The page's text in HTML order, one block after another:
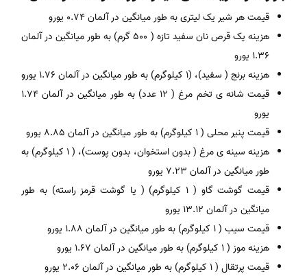
قیمت هر شیر یک لیتری به طور میانگین در آلمان 0.74 یورو
هزینه یک قرص نان سفید تازه ( 500 گرم) به طور میانگین در آلمان
1.36 یورو
هزینه برنج ( سفید)، (1 کیلوگرم) به طور میانگین در آلمان 1.76 یورو
قیمت شانه ی تخم مرغ ( 12 عدد) به طور میانگین در آلمان 1.74
یورو
قیمت پنیر محلی ( 1 کیلوگرم) به طور میانگین در آلمان 8.85 یورو
هزینه سینه ی مرغ ( بدون استخوان، بدون پوست)، ( 1 کیلوگرم) به
طور میانگین در آلمان 7.23 یورو
قیمت گوشت گاو ( 1 کیلوگرم) ( یا گوشت قرمز راسته) به طور
میانگین در آلمان 13.12 یورو
قیمت سیب ( 1 کیلوگرم) به طور میانگین در آلمان 1.88 یورو
هزینه موز ( 1 کیلوگرم) به طور میانگین در آلمان 1.67 یورو
قیمت پرتقال ( 1 کیلوگرم) به طور میانگین در آلمان 2.06 یورو